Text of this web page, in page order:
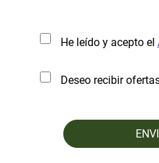
He leído y acepto el
Deseo recibir